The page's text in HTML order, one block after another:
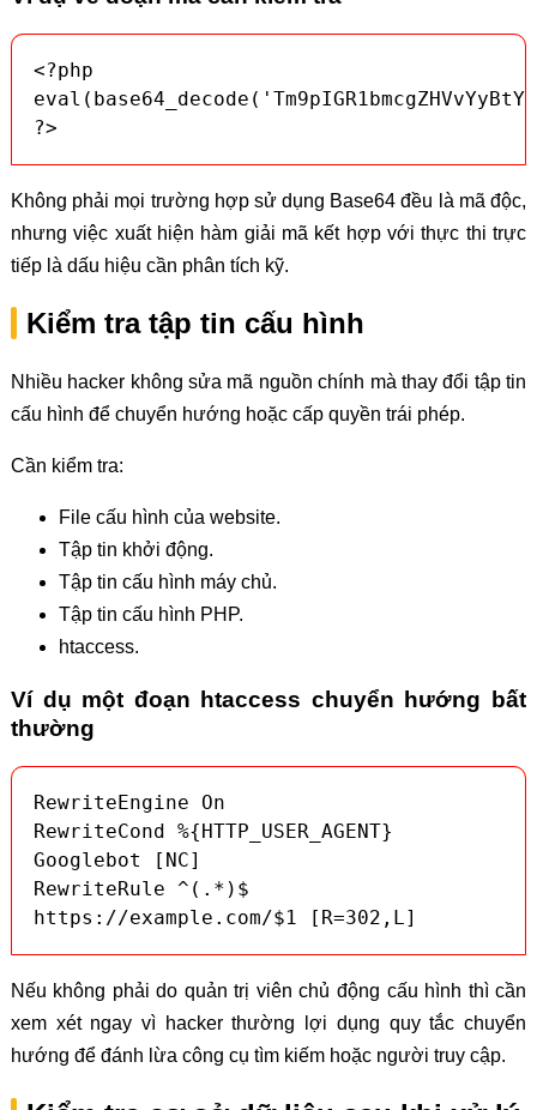
<?php
?>
Không phải mọi trường hợp sử dụng Base64 đều là mã độc,
nhưng việc xuất hiện hàm giải mã kết hợp với thực thi trực
tiếp là dấu hiệu cần phân tích kỹ.
Kiểm tra tập tin cấu hình
Nhiều hacker không sửa mã nguồn chính mà thay đổi tập tin
cấu hình để chuyển hướng hoặc cấp quyền trái phép.
Cần kiểm tra:
File cấu hình của website.
Tập tin khởi động.
Tập tin cấu hình máy chủ.
Tập tin cấu hình PHP.
htaccess.
Ví dụ một đoạn htaccess chuyển hướng bất
thường
RewriteEngine On
RewriteCond %{HTTP_USER_AGENT}
Googlebot [NC]
RewriteRule ^(.*)$
https://example.com/$1 [R=302,L]
Nếu không phải do quản trị viên chủ động cấu hình thì cần
xem xét ngay vì hacker thường lợi dụng quy tắc chuyển
hướng để đánh lừa công cụ tìm kiếm hoặc người truy cập.